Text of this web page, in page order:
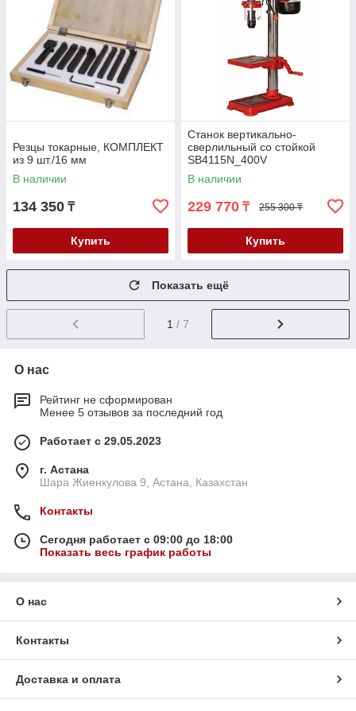
Резцы токарные, КОМПЛЕКТ
из 9 шт./16 мм
В наличии
134 350 ₸
Купить
Станок вертикально-
сверлильный со стойкой
SB4115N_400V
В наличии
229 770 ₸ 255 300 ₸
Купить
Показать ещё
1 / 7
О нас
Рейтинг не сформирован
Менее 5 отзывов за последний год
Работает с 29.05.2023
г. Астана
Шара Жиенкулова 9, Астана, Казахстан
Контакты
Сегодня работает с 09:00 до 18:00
Показать весь график работы
О нас
Контакты
Доставка и оплата